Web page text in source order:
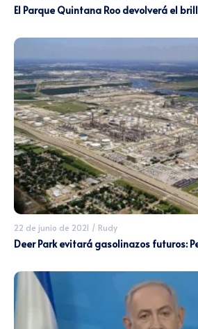
El Parque Quintana Roo devolverá el
22 de junio de 2021 / Rudy
Deer Park evitará gasolinazos futuros: